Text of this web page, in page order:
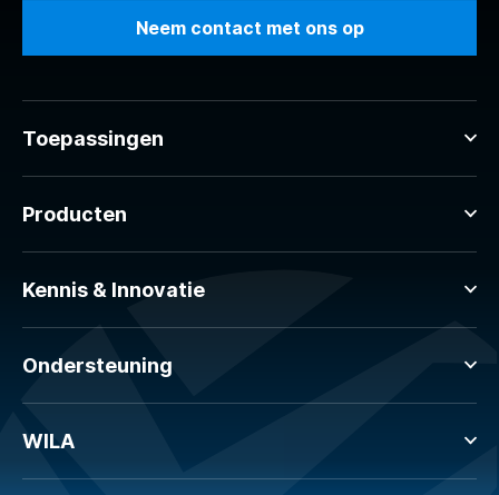
Neem contact met ons op
Toepassingen
Producten
Kennis & Innovatie
Ondersteuning
WILA